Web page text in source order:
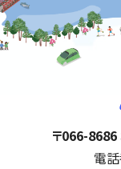
住所:
〒066-
電